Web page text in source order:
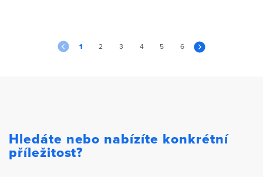
1 2 3 4 5 6
Hledáte nebo nabízíte konkrétní
příležitost?